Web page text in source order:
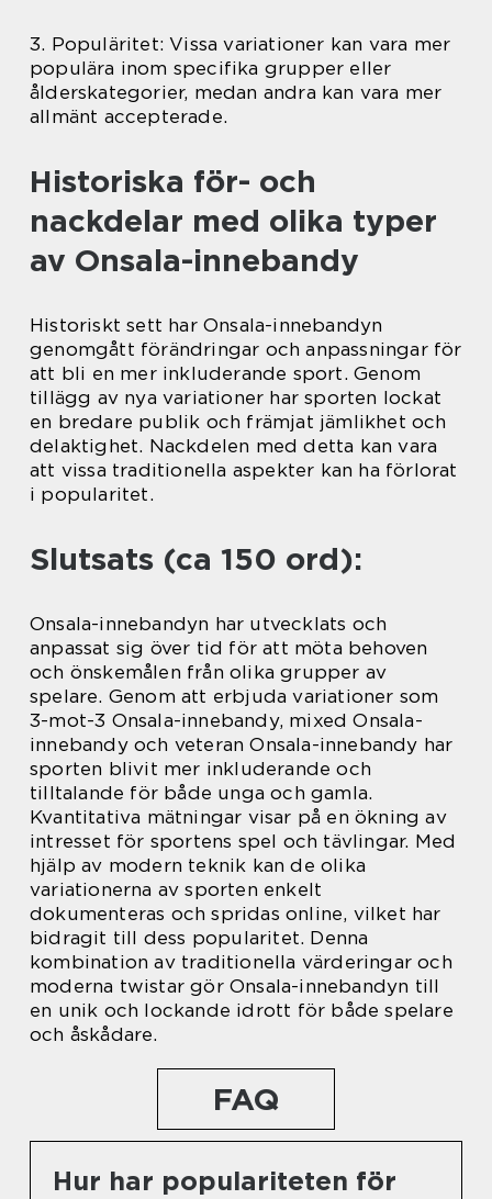
3. Populäritet: Vissa variationer kan vara mer
populära inom specifika grupper eller
ålderskategorier, medan andra kan vara mer
allmänt accepterade.
Historiska för- och
nackdelar med olika typer
av Onsala-innebandy
Historiskt sett har Onsala-innebandyn
genomgått förändringar och anpassningar för
att bli en mer inkluderande sport. Genom
tillägg av nya variationer har sporten lockat
en bredare publik och främjat jämlikhet och
delaktighet. Nackdelen med detta kan vara
att vissa traditionella aspekter kan ha förlorat
i popularitet.
Slutsats (ca 150 ord):
Onsala-innebandyn har utvecklats och
anpassat sig över tid för att möta behoven
och önskemålen från olika grupper av
spelare. Genom att erbjuda variationer som
3-mot-3 Onsala-innebandy, mixed Onsala-
innebandy och veteran Onsala-innebandy har
sporten blivit mer inkluderande och
tilltalande för både unga och gamla.
Kvantitativa mätningar visar på en ökning av
intresset för sportens spel och tävlingar. Med
hjälp av modern teknik kan de olika
variationerna av sporten enkelt
dokumenteras och spridas online, vilket har
bidragit till dess popularitet. Denna
kombination av traditionella värderingar och
moderna twistar gör Onsala-innebandyn till
en unik och lockande idrott för både spelare
och åskådare.
FAQ
Hur har populariteten för